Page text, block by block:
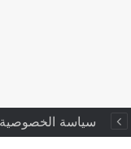
سياسة الخصوصية